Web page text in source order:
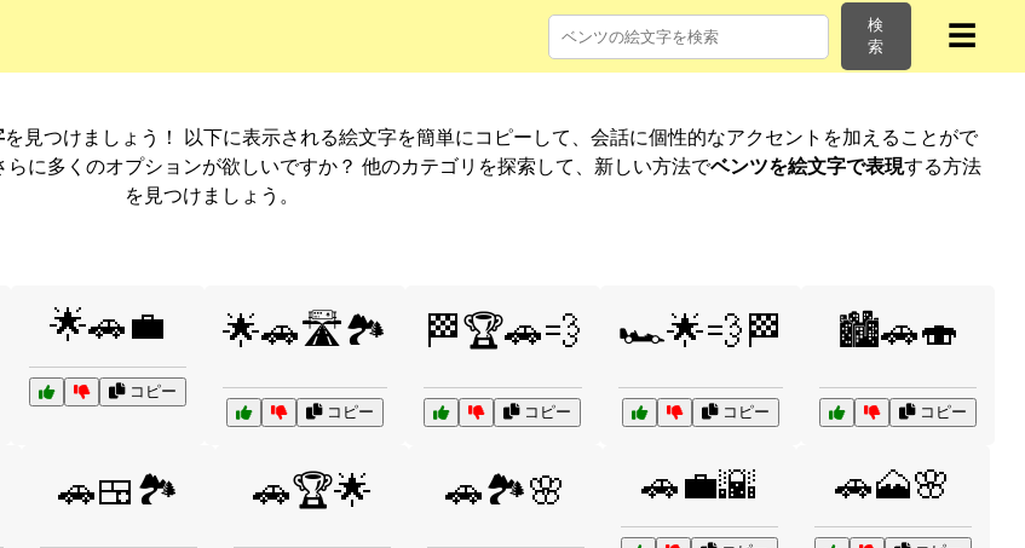
検
索
☰
を見つけましょう！ 以下に表示される絵文字を簡単にコピーして、会話に個性的なアクセントを加えることがで
に多くのオプションが欲しいですか？ 他のカテゴリを探索して、新しい方法でベンツを絵文字で表現する方法
を見つけましょう。
🌟🚗💼
コピー
🌟🚗🛣️🏞️
コピー
🏁🏆🚗💨
コピー
🏎️🌟💨🏁
コピー
🏙️🚗🍣
コピー
🚗🍱🏞️ 🚗🏆🌟 🚗🏞️🌸 🚗💼🌇 🚗🗻🌸